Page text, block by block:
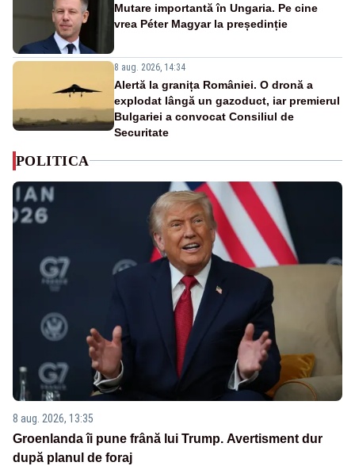
Mutare importantă în Ungaria. Pe cine
vrea Péter Magyar la președinție
8 aug. 2026, 14:34
Alertă la granița României. O dronă a
explodat lângă un gazoduct, iar premierul
Bulgariei a convocat Consiliul de
Securitate
POLITICA
8 aug. 2026, 13:35
Groenlanda îi pune frână lui Trump. Avertisment dur
după planul de foraj